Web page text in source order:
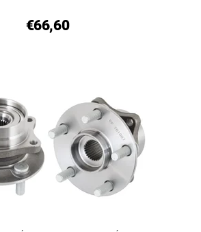
€66,60